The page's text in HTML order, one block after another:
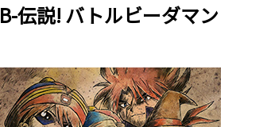
B-伝説! バトルビーダマン